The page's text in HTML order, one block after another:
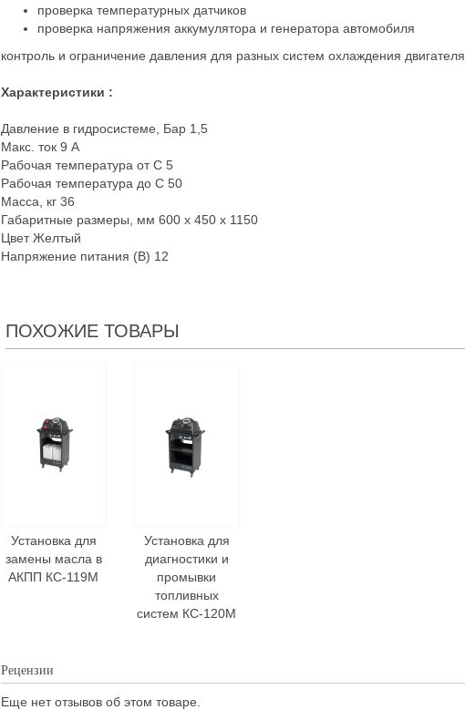
проверка температурных датчиков
проверка напряжения аккумулятора и генератора автомобиля
контроль и ограничение давления для разных систем охлаждения двигателя
Характеристики :
Давление в гидросистеме, Бар 1,5
Макс. ток 9 А
Рабочая температура от С 5
Рабочая температура до С 50
Масса, кг 36
Габаритные размеры, мм 600 х 450 х 1150
Цвет Желтый
Напряжение питания (В) 12
ПОХОЖИЕ ТОВАРЫ
Установка для
замены масла в
АКПП КС-119М
Установка для
диагностики и
промывки
топливных
систем КС-120М
Рецензии
Еще нет отзывов об этом товаре.